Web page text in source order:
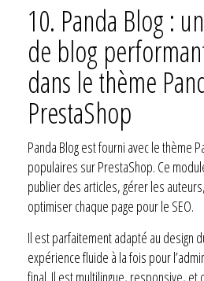
10. Panda Blog :
de blog
dans le thème
PrestaShop
Panda Blog est fourni avec le thème
populaires sur PrestaShop. Ce
publier des articles, gérer les
optimiser chaque page pour le SEO.
Il est parfaitement adapté au design
expérience fluide à la fois pour
final. Il est multilingue, responsive, et